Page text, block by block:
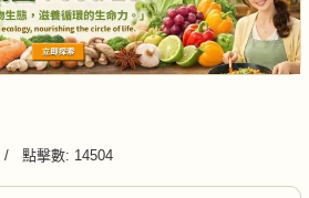
點擊數: 14504